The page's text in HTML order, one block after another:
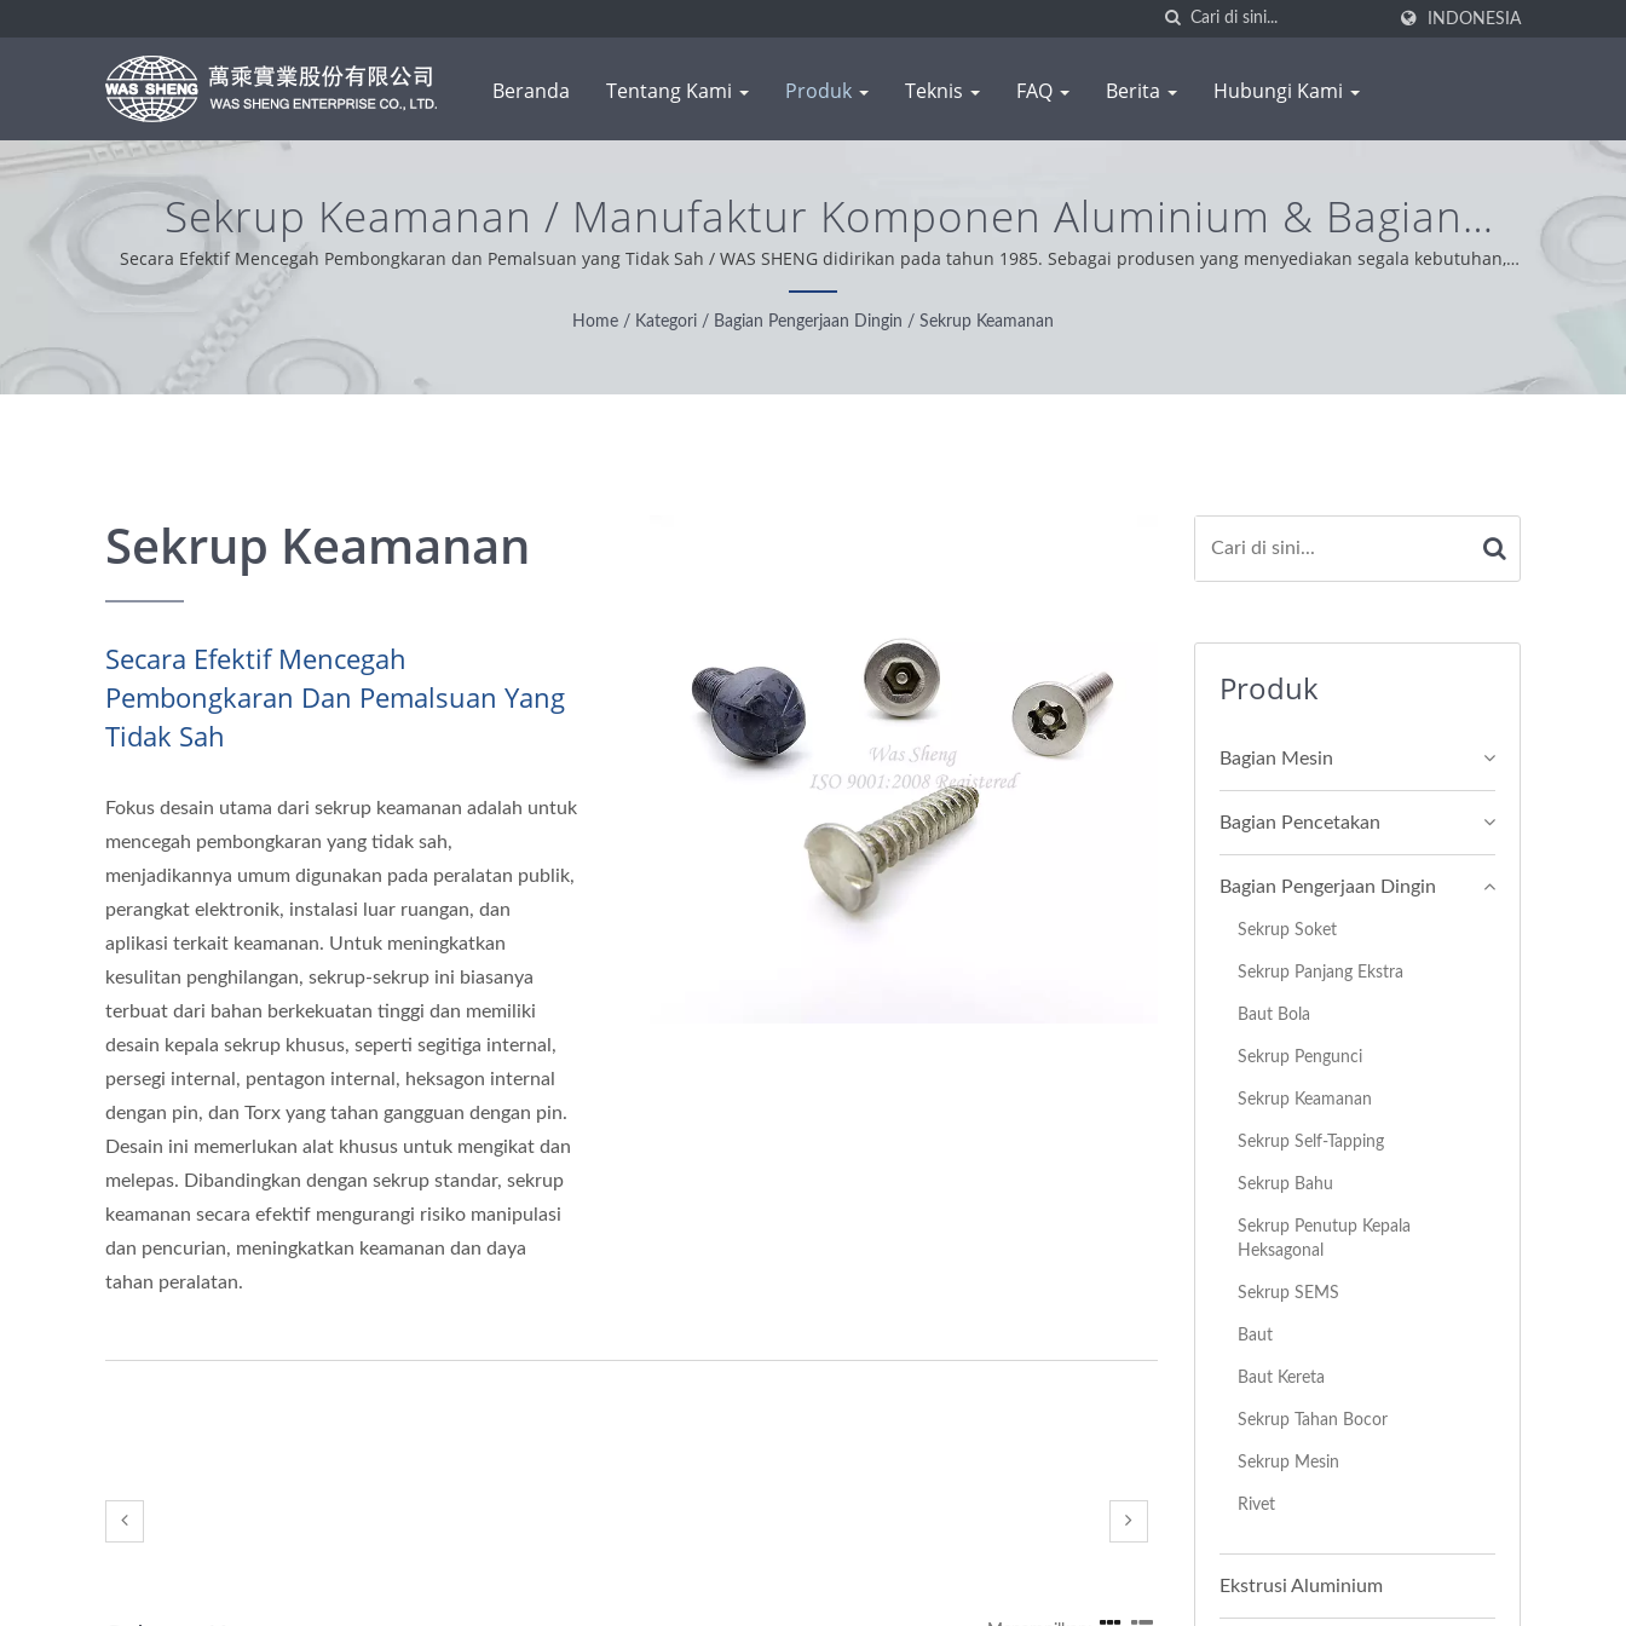
INDONESIA
Beranda Tentang Kami Produk Teknis FAQ Berita Hubungi Kami
Sekrup Keamanan / Manufaktur Komponen Aluminium & Bagian
Mesin | WAS SHENG
Secara Efektif Mencegah Pembongkaran dan Pemalsuan yang Tidak Sah / WAS SHENG didirikan pada tahun 1985. Sebagai produsen yang menyediakan segala kebutuhan,
nilai inti kami adalah profesional, nyaman, dan pemecah masalah. Berdasarkan dukungan pelanggan kami dari seluruh dunia, kami beroperasi dengan integritas, sikap
pragmatis, dan dapat diandalkan untuk memberikan layanan dan produk terbaik.
Home / Kategori / Bagian Pengerjaan Dingin / Sekrup Keamanan
Sekrup Keamanan
Secara Efektif Mencegah
Pembongkaran Dan Pemalsuan Yang
Tidak Sah
Fokus desain utama dari sekrup keamanan adalah untuk
mencegah pembongkaran yang tidak sah,
menjadikannya umum digunakan pada peralatan publik,
perangkat elektronik, instalasi luar ruangan, dan
aplikasi terkait keamanan. Untuk meningkatkan
kesulitan penghilangan, sekrup-sekrup ini biasanya
terbuat dari bahan berkekuatan tinggi dan memiliki
desain kepala sekrup khusus, seperti segitiga internal,
persegi internal, pentagon internal, heksagon internal
dengan pin, dan Torx yang tahan gangguan dengan pin.
Desain ini memerlukan alat khusus untuk mengikat dan
melepas. Dibandingkan dengan sekrup standar, sekrup
keamanan secara efektif mengurangi risiko manipulasi
dan pencurian, meningkatkan keamanan dan daya
tahan peralatan.
Produk
Bagian Mesin
Bagian Pencetakan
Bagian Pengerjaan Dingin
Sekrup Soket
Sekrup Panjang Ekstra
Baut Bola
Sekrup Pengunci
Sekrup Keamanan
Sekrup Self-Tapping
Sekrup Bahu
Sekrup Penutup Kepala
Heksagonal
Sekrup SEMS
Baut
Baut Kereta
Sekrup Tahan Bocor
Sekrup Mesin
Rivet
Ekstrusi Aluminium